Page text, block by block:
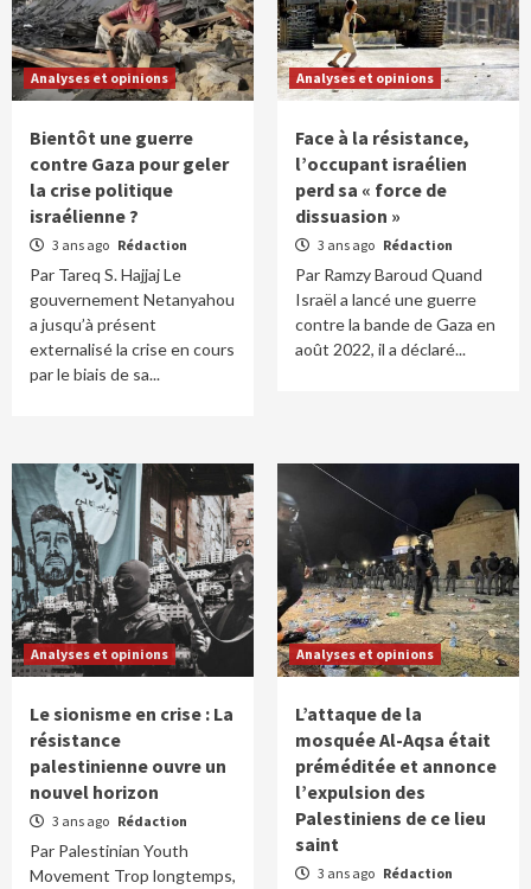
Analyses et opinions
Bientôt une guerre
contre Gaza pour geler
la crise politique
israélienne ?
3 ans ago Rédaction
Par Tareq S. Hajjaj Le
gouvernement Netanyahou
a jusqu’à présent
externalisé la crise en cours
par le biais de sa...
Analyses et opinions
Face à la résistance,
l’occupant israélien
perd sa « force de
dissuasion »
3 ans ago Rédaction
Par Ramzy Baroud Quand
Israël a lancé une guerre
contre la bande de Gaza en
août 2022, il a déclaré...
Analyses et opinions
Le sionisme en crise : La
résistance
palestinienne ouvre un
nouvel horizon
3 ans ago Rédaction
Par Palestinian Youth
Movement Trop longtemps,
Analyses et opinions
L’attaque de la
mosquée Al-Aqsa était
préméditée et annonce
l’expulsion des
Palestiniens de ce lieu
saint
3 ans ago Rédaction